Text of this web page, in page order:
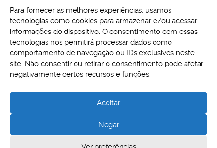
Para fornecer as melhores experiências, usamos
tecnologias como cookies para armazenar e/ou acessar
informações do dispositivo. O consentimento com essas
tecnologias nos permitirá processar dados como
comportamento de navegação ou IDs exclusivos neste
site. Não consentir ou retirar o consentimento pode afetar
negativamente certos recursos e funções.
Aceitar
Negar
Aspectos legais e responsabilidades
Política de Privacidade
Cidade Administrativa - Rodovia Papa João Paulo II, 3777 -